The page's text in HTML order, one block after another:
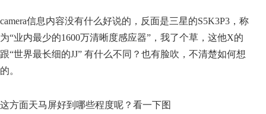
camera信息内容没有什么好说的，反面是三星的S5K3P3，称
为“业内最少的1600万清晰度感应器”，我了个草，这他X的
跟“世界最长细的JJ” 有什么不同？也有脸吹，不清楚如何想
的。
这方面天马屏好到哪些程度呢？看一下图